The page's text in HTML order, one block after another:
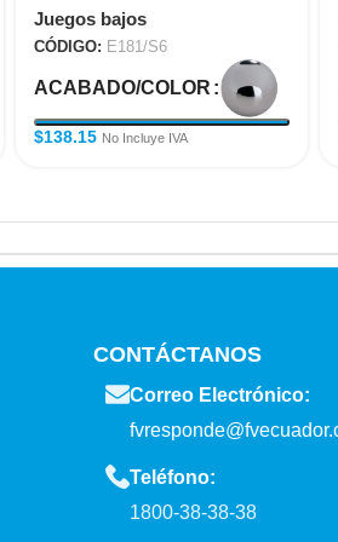
Juegos bajos
CÓDIGO: E181/S6
ACABADO/COLOR
$138.15 No Incluye IVA
CONTÁCTANOS
Correo Electrónico:
Teléfono:
1800-38-38-38